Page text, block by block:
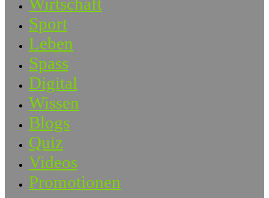
Sport
Leben
Spass
Digital
Wissen
Blogs
Quiz
Videos
Promotionen